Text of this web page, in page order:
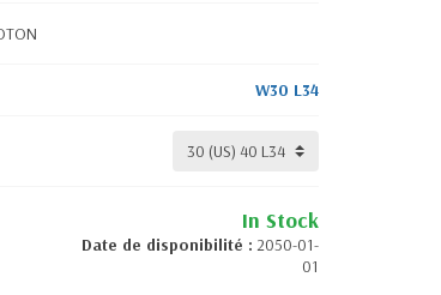
W30 L34
In Stock
Date de disponibilité : 2050-01-
01